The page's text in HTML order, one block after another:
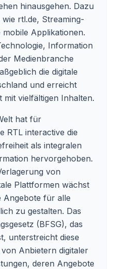
hinausgehen. Dazu
rtl.de, Streaming-
mobile Applikationen.
Information
Medienbranche
die digitale
und erreicht
mit vielfältigen Inhalten.
hat für
RTL interactive die
als integralen
hervorgehoben.
von
Plattformen wächst
Angebote für alle
zu gestalten. Das
(BFSG), das
unterstreicht diese
Anbietern digitaler
deren Angebote